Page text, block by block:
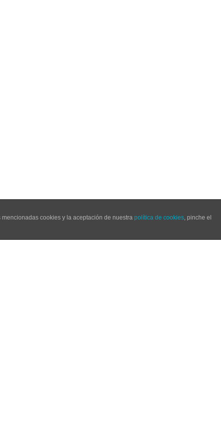
cookies y la aceptación de nuestra política de cookies, pinche el